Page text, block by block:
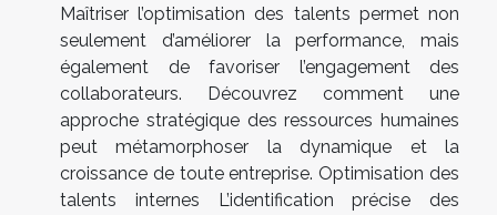
Maîtriser l’optimisation des talents permet non
seulement d’améliorer la performance, mais
également de favoriser l’engagement des
collaborateurs. Découvrez comment une
approche stratégique des ressources humaines
peut métamorphoser la dynamique et la
croissance de toute entreprise. Optimisation des
talents internes L’identification précise des